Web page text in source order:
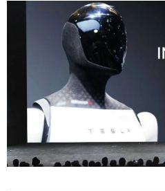
Contate-nos